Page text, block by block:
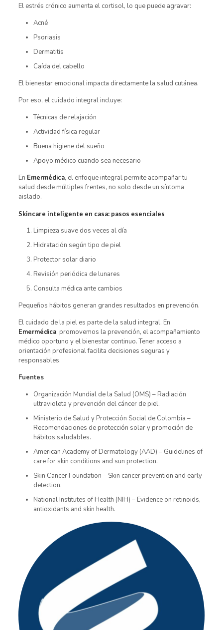
El estrés crónico aumenta el cortisol, lo que puede agravar:
Acné
Psoriasis
Dermatitis
Caída del cabello
El bienestar emocional impacta directamente la salud cutánea.
Por eso, el cuidado integral incluye:
Técnicas de relajación
Actividad física regular
Buena higiene del sueño
Apoyo médico cuando sea necesario
En Emermédica, el enfoque integral permite acompañar tu
salud desde múltiples frentes, no solo desde un síntoma
aislado.
Skincare inteligente en casa: pasos esenciales
Limpieza suave dos veces al día
Hidratación según tipo de piel
Protector solar diario
Revisión periódica de lunares
Consulta médica ante cambios
Pequeños hábitos generan grandes resultados en prevención.
El cuidado de la piel es parte de la salud integral. En
Emermédica, promovemos la prevención, el acompañamiento
médico oportuno y el bienestar continuo. Tener acceso a
orientación profesional facilita decisiones seguras y
responsables.
Fuentes
Organización Mundial de la Salud (OMS) – Radiación
ultravioleta y prevención del cáncer de piel.
Ministerio de Salud y Protección Social de Colombia –
Recomendaciones de protección solar y promoción de
hábitos saludables.
American Academy of Dermatology (AAD) – Guidelines of
care for skin conditions and sun protection.
Skin Cancer Foundation – Skin cancer prevention and early
detection.
National Institutes of Health (NIH) – Evidence on retinoids,
antioxidants and skin health.